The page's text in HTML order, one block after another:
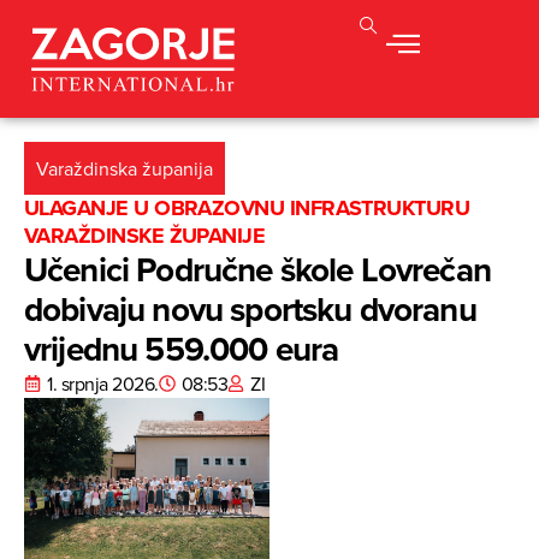
Varaždinska županija
ULAGANJE U OBRAZOVNU INFRASTRUKTURU
VARAŽDINSKE ŽUPANIJE
Učenici Područne škole Lovrečan
dobivaju novu sportsku dvoranu
vrijednu 559.000 eura
1. srpnja 2026. 08:53 ZI